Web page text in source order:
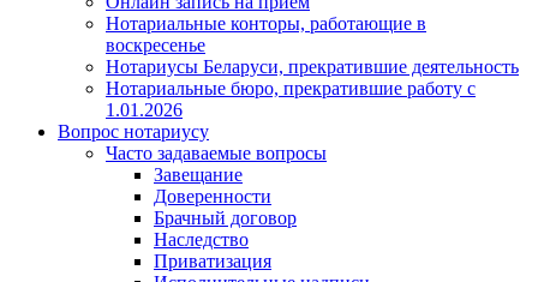
Нотариальные конторы, работающие в
воскресенье
Нотариусы Беларуси, прекратившие деятельность
Нотариальные бюро, прекратившие работу с
1.01.2026
Вопрос нотариусу
Часто задаваемые вопросы
Завещание
Доверенности
Брачный договор
Наследство
Приватизация